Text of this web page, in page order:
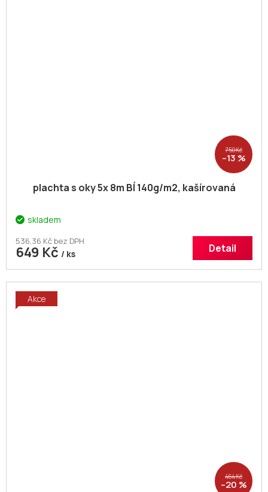
750 Kč
–13 %
plachta s oky 5x 8m BÍ 140g/m2, kašírovaná
skladem
536,36 Kč bez DPH
649 Kč / ks Detail
Akce
464 Kč
–20 %